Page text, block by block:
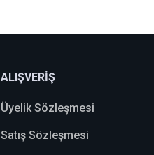
ALIŞVERİŞ
Üyelik Sözleşmesi
Satış Sözleşmesi